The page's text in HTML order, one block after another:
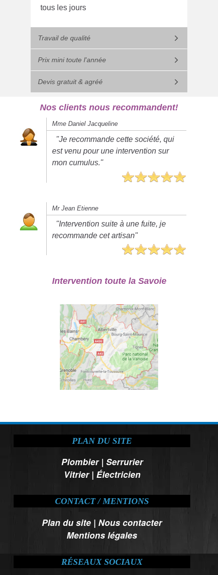
tous les jours
Travail de qualité
Prix mini toute l'année
Devis gratuit & agréé
Nos clients nous recommandent!
Mme Daniel Jacqueline
"Je recommande cette société, qui
est venu pour une intervention sur
mon cumulus."
Mr Jean Etienne
"Intervention suite à une fuite, je
recommande cet artisan"
Intervention toute la Savoie
PLAN DU SITE
Plombier| Serrurier
Vitrier| Électricien
CONTACT / MENTIONS
Plan du site |Nous contacter
Mentions légales
RÉSEAUX SOCIAUX